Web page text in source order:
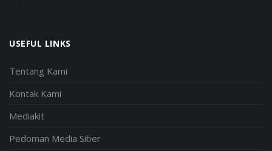
USEFUL LINKS
Tentang Kami
Kontak Kami
Mediakit
Pedoman Media Siber